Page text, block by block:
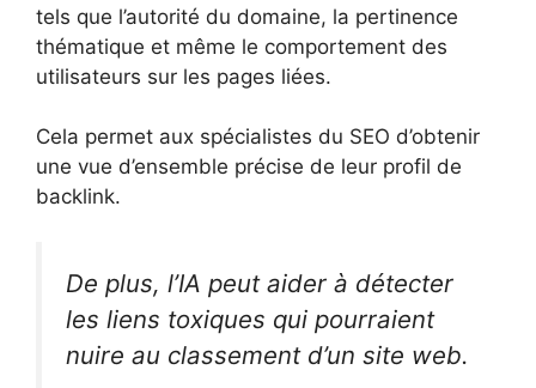
tels que l’autorité du domaine, la pertinence
thématique et même le comportement des
utilisateurs sur les pages liées.
Cela permet aux spécialistes du SEO d’obtenir
une vue d’ensemble précise de leur profil de
backlink.
De plus, l’IA peut aider à détecter
les liens toxiques qui pourraient
nuire au classement d’un site web.